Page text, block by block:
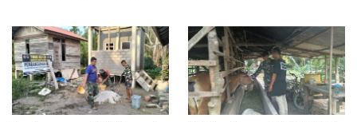
Rumah Bapak Dedi